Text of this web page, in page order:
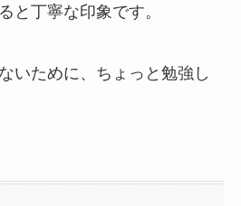
と丁寧な印象です。
いために、ちょっと勉強し